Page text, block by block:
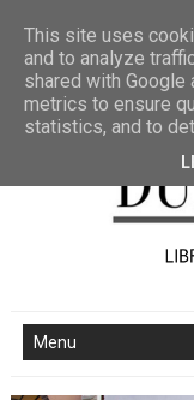
This site uses
and to analyze
shared with Google
metrics to ensure
statistics, and to